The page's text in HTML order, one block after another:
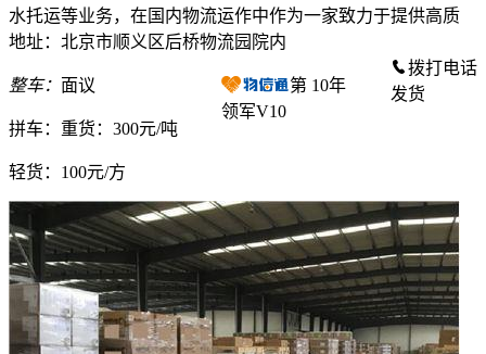
水托运等业务，在国内物流运作中作为一家致力于提供高质
地址：北京市顺义区后桥物流园院内
整车： 面议
拼车： 重货：300元/吨
轻货： 100元/方
第 10年
领军V10
拨打电话
发货